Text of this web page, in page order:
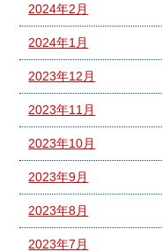
2024年2月
2024年1月
2023年12月
2023年11月
2023年10月
2023年9月
2023年8月
2023年7月